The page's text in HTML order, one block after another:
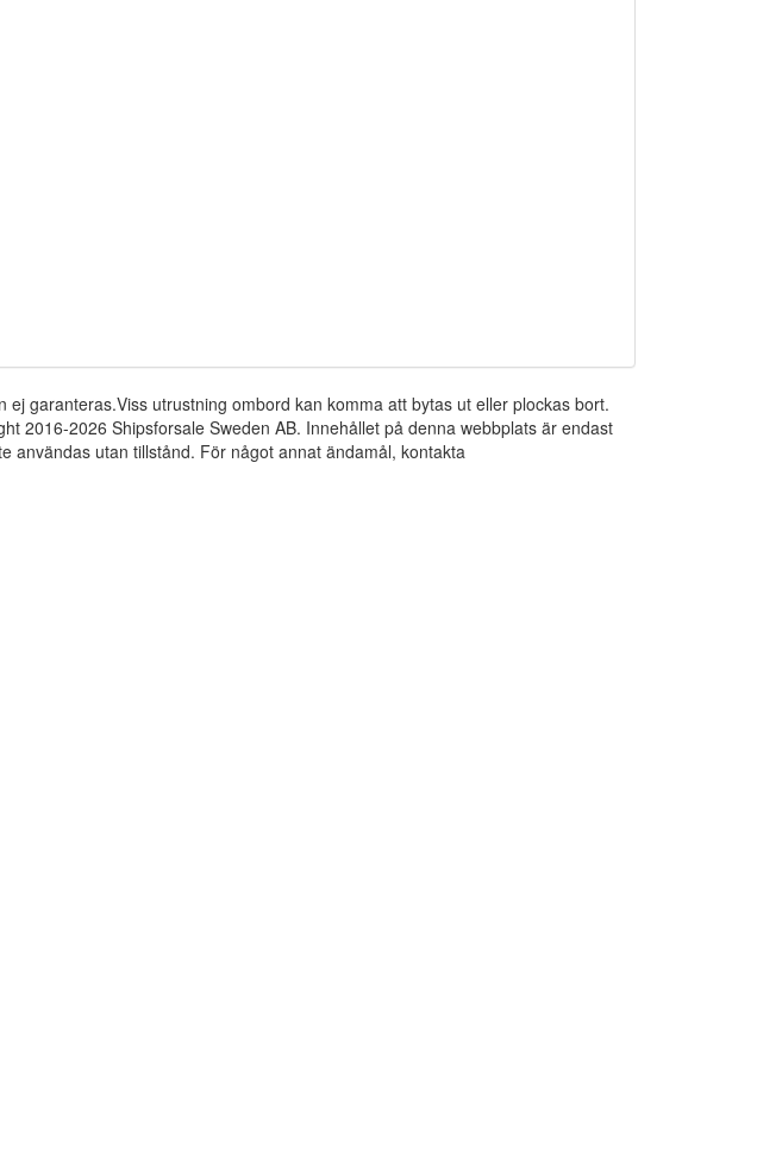
garanteras.Viss utrustning ombord kan komma att bytas ut eller plockas bort.
2016-2026 Shipsforsale Sweden AB. Innehållet på denna webbplats är endast
användas utan tillstånd. För något annat ändamål, kontakta